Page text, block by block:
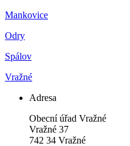
Mankovice
Odry
Spálov
Vražné
Adresa
Obecní úřad Vražné
Vražné 37
742 34 Vražné